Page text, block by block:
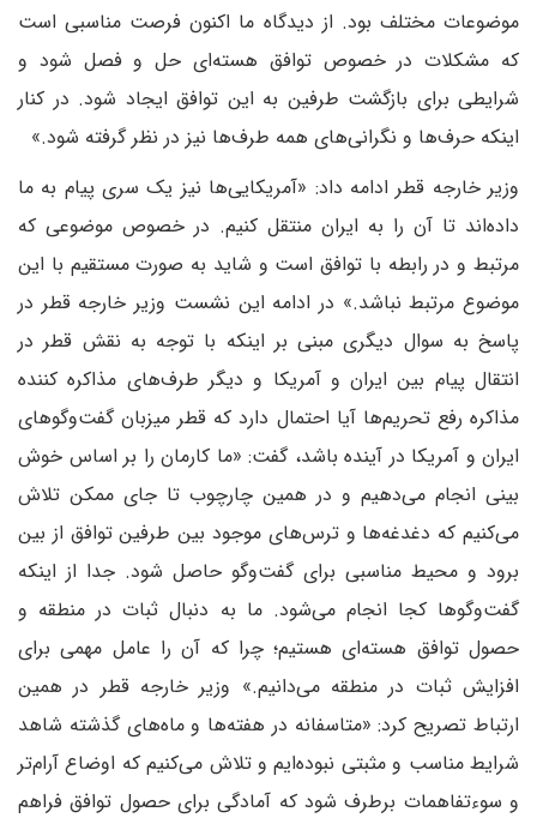
موضوعات مختلف بود. از دیدگاه ما اکنون فرصت مناسبی است
که مشکلات در خصوص توافق هسته‌ای حل و فصل شود و
شرایطی برای بازگشت طرفین به این توافق ایجاد شود. در کنار
اینکه حرف‌ها و نگرانی‌های همه طرف‌ها نیز در نظر گرفته شود.»
وزیر خارجه قطر ادامه داد: «آمریکایی‌ها نیز یک سری پیام به ما
داده‌اند تا آن را به ایران منتقل کنیم. در خصوص موضوعی که
مرتبط و در رابطه با توافق است و شاید به صورت مستقیم با این
موضوع مرتبط نباشد.» در ادامه این نشست وزیر خارجه قطر در
پاسخ به سوال دیگری مبنی بر اینکه با توجه به نقش قطر در
انتقال پیام بین ایران و آمریکا و دیگر طرف‌های مذاکره کننده
مذاکره رفع تحریم‌ها آیا احتمال دارد که قطر میزبان گفت‌وگوهای
ایران و آمریکا در آینده باشد، گفت: «ما کارمان را بر اساس خوش
بینی انجام می‌دهیم و در همین چارچوب تا جای ممکن تلاش
می‌کنیم که دغدغه‌ها و ترس‌های موجود بین طرفین توافق از بین
برود و محیط مناسبی برای گفت‌وگو حاصل شود. جدا از اینکه
گفت‌وگوها کجا انجام می‌شود. ما به دنبال ثبات در منطقه و
حصول توافق هسته‌ای هستیم؛ چرا که آن را عامل مهمی برای
افزایش ثبات در منطقه می‌دانیم.» وزیر خارجه قطر در همین
ارتباط تصریح کرد: «متاسفانه در هفته‌ها و ماه‌های گذشته شاهد
شرایط مناسب و مثبتی نبوده‌ایم و تلاش می‌کنیم که اوضاع آرام‌تر
و سوءتفاهمات برطرف شود که آمادگی برای حصول توافق فراهم